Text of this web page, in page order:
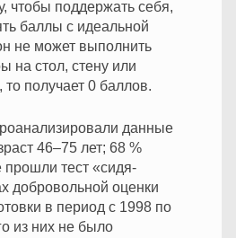
чтобы поддержать себя,
баллы с идеальной
не может выполнить
на стол, стену или
то получает 0 баллов.
данные
46–75 лет; 68 %
тест «сидя-
добровольной оценки
в период с 1998 по
из них не было